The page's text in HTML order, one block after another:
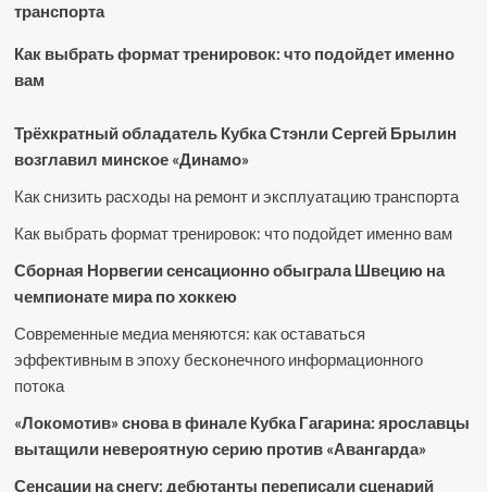
транспорта
Как выбрать формат тренировок: что подойдет именно
вам
Трёхкратный обладатель Кубка Стэнли Сергей Брылин
возглавил минское «Динамо»
Как снизить расходы на ремонт и эксплуатацию транспорта
Как выбрать формат тренировок: что подойдет именно вам
Сборная Норвегии сенсационно обыграла Швецию на
чемпионате мира по хоккею
Современные медиа меняются: как оставаться
эффективным в эпоху бесконечного информационного
потока
«Локомотив» снова в финале Кубка Гагарина: ярославцы
вытащили невероятную серию против «Авангарда»
Сенсации на снегу: дебютанты переписали сценарий